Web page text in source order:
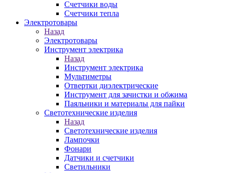
Счетчики воды
Счетчики тепла
Электротовары
Назад
Электротовары
Инструмент электрика
Назад
Инструмент электрика
Мультиметры
Отвертки диэлектрические
Инструмент для зачистки и обжима
Паяльники и материалы для пайки
Светотехнические изделия
Назад
Светотехнические изделия
Лампочки
Фонари
Датчики и счетчики
Светильники